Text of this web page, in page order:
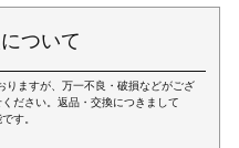
ついて
りますが、万一不良・破損などがござ
ださい。返品・交換につきまして
す。